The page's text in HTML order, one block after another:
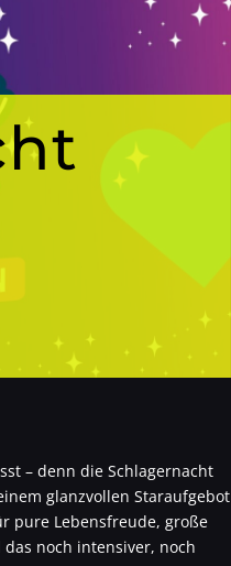
– denn die Schlagernacht
glanzvollen Staraufgebot
pure Lebensfreude, große
noch intensiver, noch